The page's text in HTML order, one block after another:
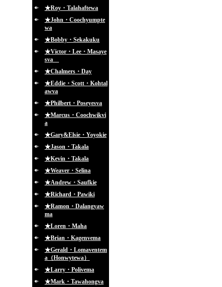
★Roy・Talahaftewa
★John・Coochyumpte
wa
★Bobby・Sekakuku
★Victor・Lee・Masaye
sva
★Chalmers・Day
★Eddie・Scott・Kohtal
awva
★Philbert・Poseyesva
★Marcus・Coochwikvi
a
★Gary&Elsie・Yoyokie
★Jason・Takala
★Kevin・Takala
★Weaver・Selina
★Andrew・Saufkie
★Richard・Pawiki
★Ramon・Dalangyaw
ma
★Loren・Maha
★Brian・Kagenvema
★Gerald・Lomaventem
a（Honwytewa）
★Larry・Polivema
★Mark・Tawahongva